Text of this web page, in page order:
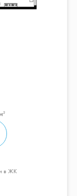
в ЖК